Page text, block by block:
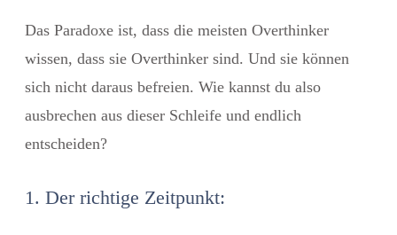
Das Paradoxe ist, dass die meisten Overthinker
wissen, dass sie Overthinker sind. Und sie können
sich nicht daraus befreien. Wie kannst du also
ausbrechen aus dieser Schleife und endlich
entscheiden?
1. Der richtige Zeitpunkt: